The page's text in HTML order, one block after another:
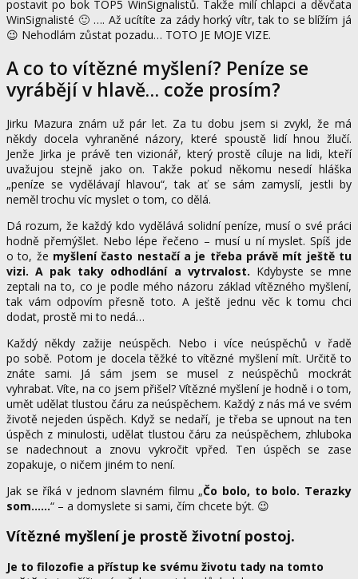
postavit po bok TOP5 WinSignalistů. Takže milí chlapci a děvčata
WinSignalisté 🙂 …. Až ucítíte za zády horký vítr, tak to se blížím já
😉 Nehodlám zůstat pozadu… TOTO JE MOJE VIZE.
A co to vítězné myšlení? Peníze se
vyrábějí v hlavě… cože prosím?
Jirku Mazura znám už pár let. Za tu dobu jsem si zvykl, že má
někdy docela vyhraněné názory, které spoustě lidí hnou žlučí.
Jenže Jirka je právě ten vizionář, který prostě cíluje na lidi, kteří
uvažujou stejně jako on. Takže pokud někomu nesedí hláška
„peníze se vydělávají hlavou“, tak ať se sám zamyslí, jestli by
neměl trochu víc myslet o tom, co dělá.
Dá rozum, že každý kdo vydělává solidní peníze, musí o své práci
hodně přemýšlet. Nebo lépe řečeno – musí u ní myslet. Spíš jde
o to, že myšlení často nestačí a je třeba právě mít ještě tu
vizi. A pak taky odhodlání a vytrvalost. Kdybyste se mne
zeptali na to, co je podle mého názoru základ vítězného myšlení,
tak vám odpovím přesně toto. A ještě jednu věc k tomu chci
dodat, prostě mi to nedá…
Každý někdy zažije neúspěch. Nebo i více neúspěchů v řadě
po sobě. Potom je docela těžké to vítězné myšlení mít. Určitě to
znáte sami. Já sám jsem se musel z neúspěchů mockrát
vyhrabat. Víte, na co jsem přišel? Vítězné myšlení je hodně i o tom,
umět udělat tlustou čáru za neúspěchem. Každý z nás má ve svém
životě nejeden úspěch. Když se nedaří, je třeba se upnout na ten
úspěch z minulosti, udělat tlustou čáru za neúspěchem, zhluboka
se nadechnout a znovu vykročit vpřed. Ten úspěch se zase
zopakuje, o ničem jiném to není.
Jak se říká v jednom slavném filmu „Čo bolo, to bolo. Terazky
som……“ – a domyslete si sami, čím chcete být. 😉
Vítězné myšlení je prostě životní postoj.
Je to filozofie a přístup ke svému životu tady na tomto